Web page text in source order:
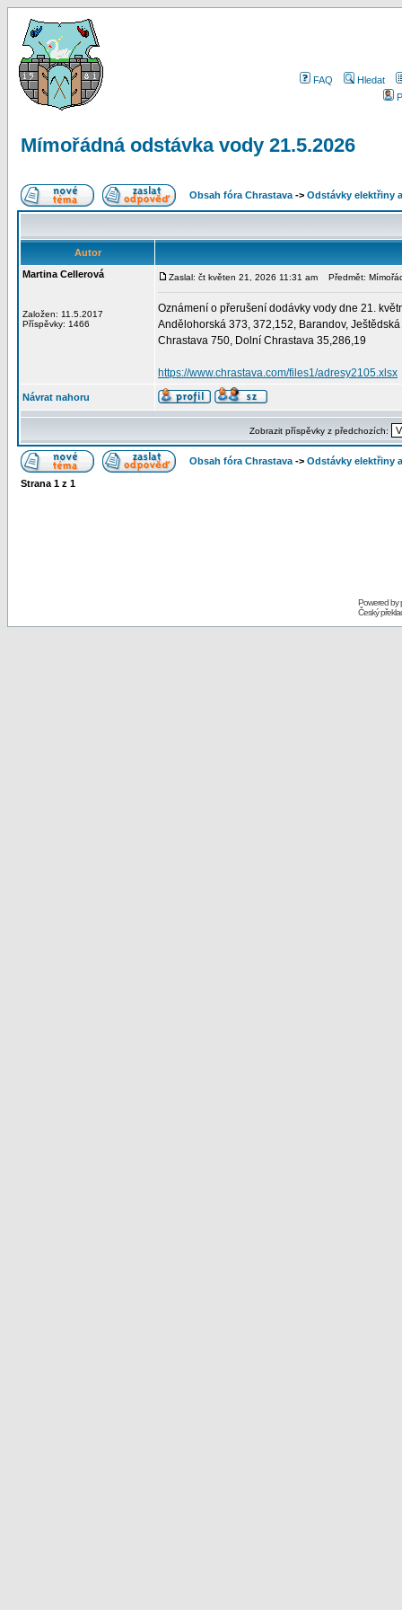
FAQ
Hledat
Mímořádná odstávka vody 21.5.2026
Obsah fóra Chrastava -> Odstávky elektřiny
Autor
Martina Cellerová
Založen: 11.5.2017
Příspěvky: 1466
Zaslal: čt květen 21, 2026 11:31 am Předmět:
Oznámení o přerušení dodávky vody dne 21.
Andělohorská 373, 372,152, Barandov,
Chrastava 750, Dolní Chrastava 35,286,19
https://www.chrastava.com/files1/adresy2105.xlsx
Návrat nahoru
Zobrazit příspěvky z předchozích:
Obsah fóra Chrastava -> Odstávky elektřiny
Strana 1 z 1
Powered by
Český